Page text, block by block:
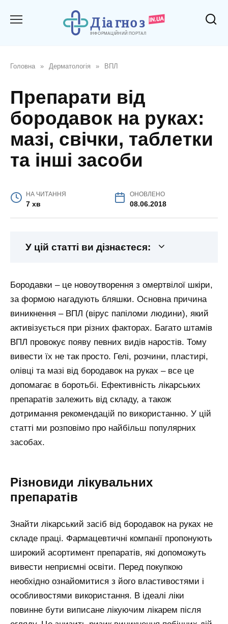
Головна » Дерматологія » ВПЛ
Препарати від
бородавок на руках:
мазі, свічки, таблетки
та інші засоби
НА ЧИТАННЯ
7 хв
ОНОВЛЕНО
08.06.2018
У цій статті ви дізнаєтеся:
Бородавки – це новоутворення з омертвілої шкіри,
за формою нагадують бляшки. Основна причина
виникнення – ВПЛ (вірус папіломи людини), який
активізується при різних факторах. Багато штамів
ВПЛ провокує появу певних видів наростів. Тому
вивести їх не так просто. Гелі, розчини, пластирі,
олівці та мазі від бородавок на руках – все це
допомагає в боротьбі. Ефективність лікарських
препаратів залежить від складу, а також
дотримання рекомендацій по використанню. У цій
статті ми розповімо про найбільш популярних
засобах.
Різновиди лікувальних
препаратів
Знайти лікарський засіб від бородавок на руках не
складе праці. Фармацевтичні компанії пропонують
широкий асортимент препаратів, які допоможуть
вивести неприємні освіти. Перед покупкою
необхідно ознайомитися з його властивостями і
особливостями використання. В ідеалі ліки
повинне бути виписане лікуючим лікарем після